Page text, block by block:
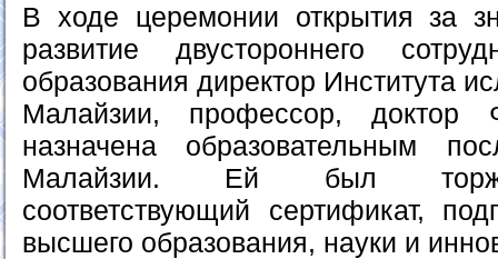
В ходе церемонии открытия за
развитие двустороннего
образования директор Института
Малайзии, профессор,
назначена образовательным
Малайзии. Ей был
соответствующий сертификат,
высшего образования, науки и